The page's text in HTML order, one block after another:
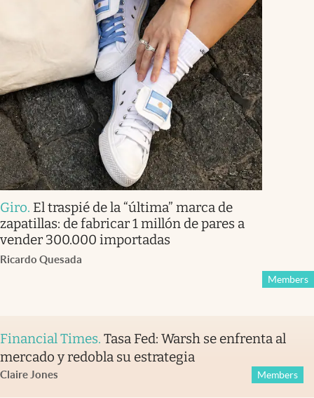
Giro. El traspié de la “última” marca de
zapatillas: de fabricar 1 millón de pares a
vender 300.000 importadas
Ricardo Quesada
Members
Financial Times. Tasa Fed: Warsh se enfrenta al
mercado y redobla su estrategia
Claire Jones Members